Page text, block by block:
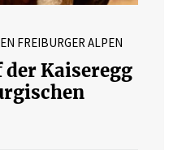
FREIBURGER ALPEN
der Kaiseregg